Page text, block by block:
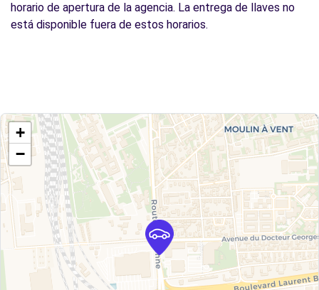
horario de apertura de la agencia. La entrega de llaves no
está disponible fuera de estos horarios.
+
−